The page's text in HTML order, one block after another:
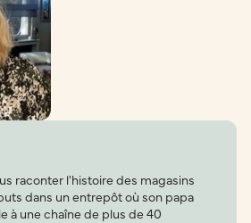
raconter l'histoire des magasins
dans un entrepôt où son papa
à une chaîne de plus de 40